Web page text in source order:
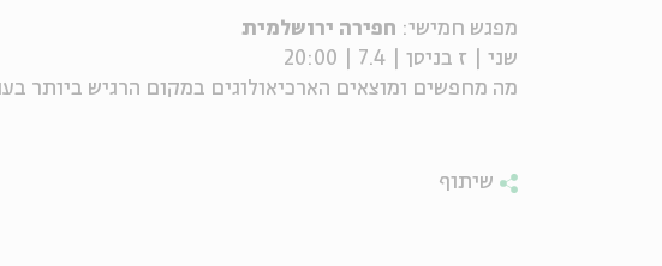
מפגש חמישי: חפירה ירושלמית
שני | ז בניסן | 7.4 | 20:00
מה מחפשים ומוצאים הארכיאולוגים במקום הרגיש ביותר
שיתוף